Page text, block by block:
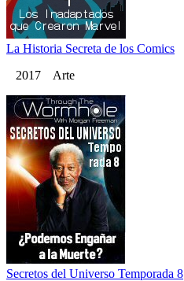
La Historia Secreta de los Comics
2017 Arte
Secretos del Universo Temporada 8